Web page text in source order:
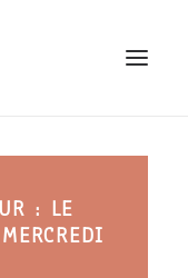
BELLY
: LE